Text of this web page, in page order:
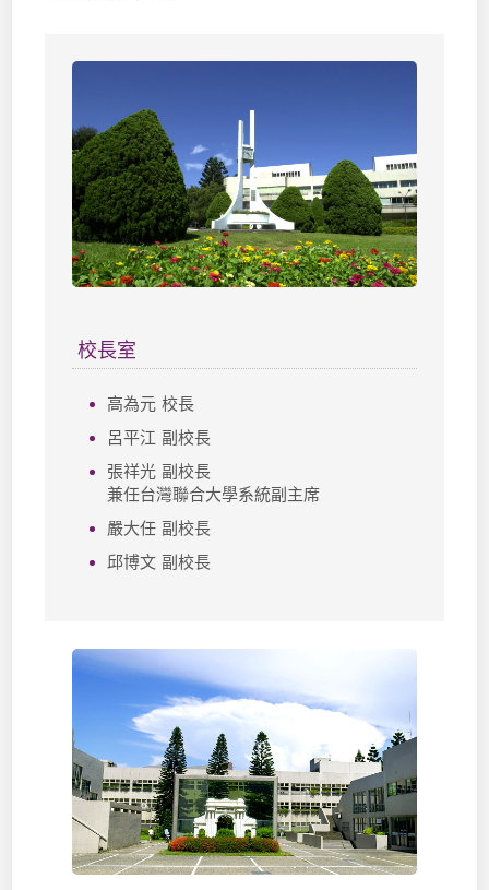
校長室
高為元 校長
呂平江 副校長
張祥光 副校長
兼任台灣聯合大學系統副主席
嚴大任 副校長
邱博文 副校長